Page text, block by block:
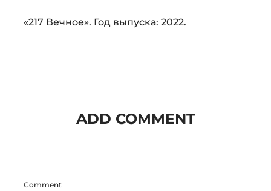
Audio
«217 Вечное». Год выпуска: 2022.
ADD COMMENT
Comment